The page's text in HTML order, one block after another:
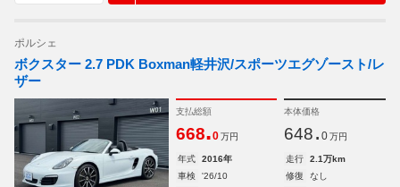
ポルシェ
ボクスター 2.7 PDK Boxman軽井沢/スポーツエグゾースト/レ
ザー
支払総額
668.0 万円
本体価格
648. 0 万円
年式 2016年 走行
2.1万km
車検
'26/10 修復
なし